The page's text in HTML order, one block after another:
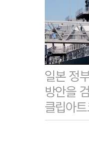
일본 정
방안을
클립아